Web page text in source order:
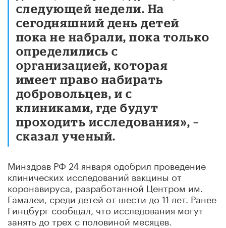
следующей недели. На
сегодняшний день детей
пока не набрали, пока только
определились с
организацией, которая
имеет право набирать
добровольцев, и с
клиниками, где будут
проходить исследования», –
сказал ученый.
Минздрав РФ 24 января одобрил проведение
клинических исследований вакцины от
коронавируса, разработанной Центром им.
Гамалеи, среди детей от шести до 11 лет. Ранее
Гинцбург сообщал, что исследования могут
занять до трех с половиной месяцев.